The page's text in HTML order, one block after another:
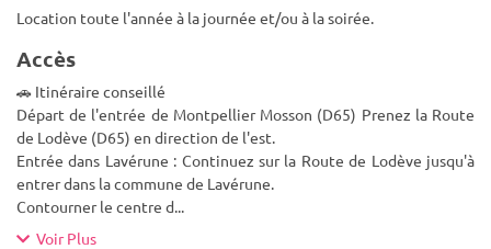
Location toute l'année à la journée et/ou à la soirée.
Accès
🚗 Itinéraire conseillé
Départ de l'entrée de Montpellier Mosson (D65) Prenez la Route
de Lodève (D65) en direction de l'est.
Entrée dans Lavérune : Continuez sur la Route de Lodève jusqu'à
entrer dans la commune de Lavérune.
Contourner le centre d...
Voir Plus